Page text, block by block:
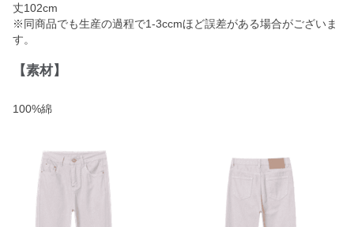
丈102cm
※同商品でも生産の過程で1-3ccmほど誤差がある場合がございま
す。
【素材】
100%綿